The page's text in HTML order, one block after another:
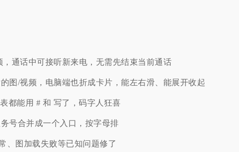
通话中可接听新来电，无需先结束当前通话
图/视频，电脑端也折成卡片，能左右滑、能展开收起
都能用 # 和 写了，码字人狂喜
号合并成一个入口，按字母排
、图加载失败等已知问题修了